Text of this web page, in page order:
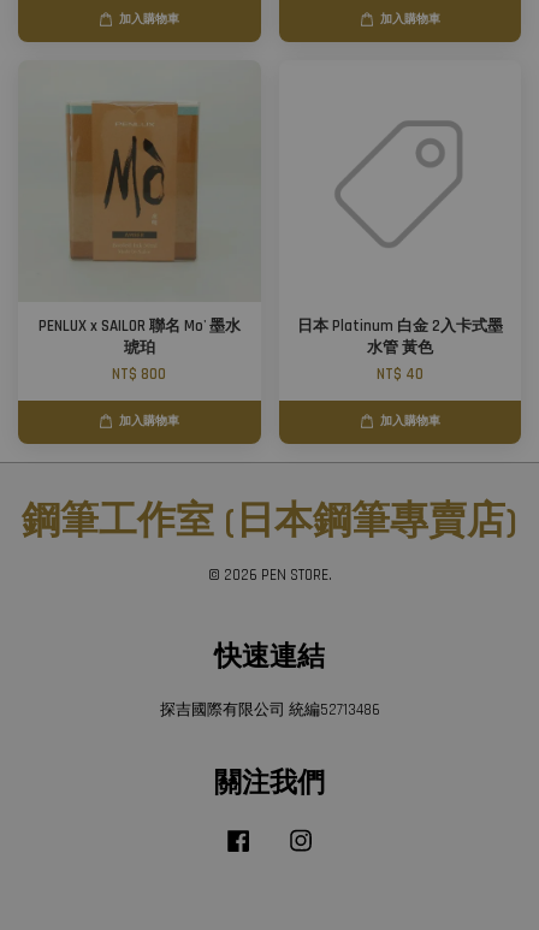
加入購物車 加入購物車
PENLUX x SAILOR 聯名 Mo' 墨水
琥珀
NT$ 800
加入購物車
日本 Platinum 白金 2入卡式墨
水管 黃色
NT$ 40
加入購物車
鋼筆工作室 (日本鋼筆專賣店)
© 2026 PEN STORE.
快速連結
探吉國際有限公司 統編52713486
關注我們
Facebook